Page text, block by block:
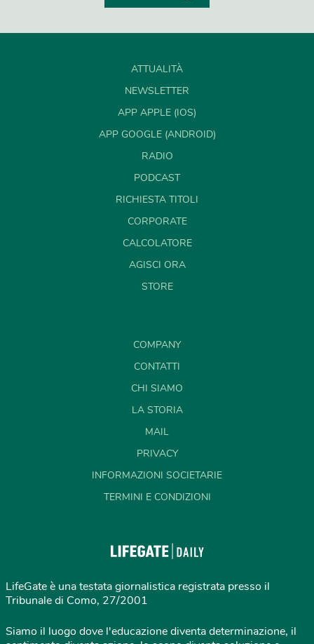
ATTUALITÀ
NEWSLETTER
APP APPLE (IOS)
APP GOOGLE (ANDROID)
RADIO
PODCAST
RICHIESTA TITOLI
CORPORATE
CALCOLATORE
AGISCI ORA
STORE
COMPANY
CONTATTI
CHI SIAMO
LA STORIA
MAIL
PRIVACY
INFORMAZIONI SOCIETARIE
TERMINI E CONDIZIONI
LifeGate è una testata giornalistica registrata presso il
Tribunale di Como, 27/2001
Siamo il luogo dove l'educazione diventa determinazione, il